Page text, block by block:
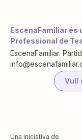
EscenaFamiliar és
Professional de
EscenaFamiliar.
Vull
Una iniciativa de